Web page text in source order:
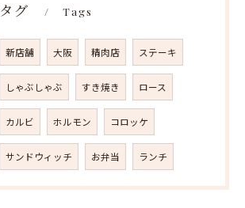
タグ Tags
新店舗 大阪 精肉店 ステーキ
しゃぶしゃぶ すき焼き ロース
カルビ ホルモン コロッケ
サンドウィッチ お弁当 ランチ